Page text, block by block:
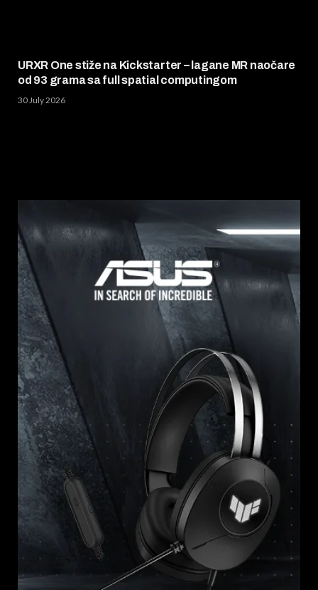
URXR One stiže na Kickstarter – lagane MR naočare
od 93 grama sa full spatial computingom
30 July 2026